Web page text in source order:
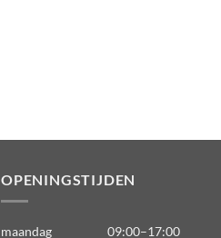
OPENINGSTIJDEN
maandag
09:00–17:00